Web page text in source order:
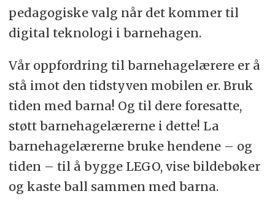
pedagogiske valg når det kommer til
digital teknologi i barnehagen.
Vår oppfordring til barnehagelærere er å
stå imot den tidstyven mobilen er. Bruk
tiden med barna! Og til dere foresatte,
støtt barnehagelærerne i dette! La
barnehagelærerne bruke hendene – og
tiden – til å bygge LEGO, vise bildebøker
og kaste ball sammen med barna.